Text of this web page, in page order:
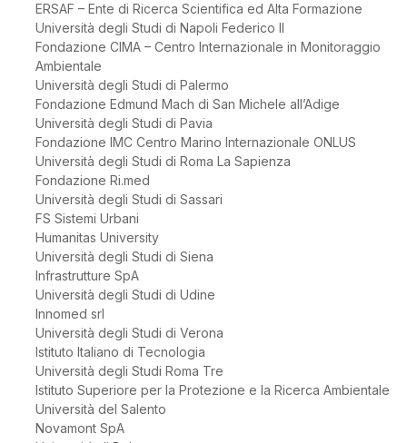
ERSAF – Ente di Ricerca Scientifica ed Alta Formazione
Università degli Studi di Napoli Federico II
Fondazione CIMA – Centro Internazionale in Monitoraggio
Ambientale
Università degli Studi di Palermo
Fondazione Edmund Mach di San Michele all’Adige
Università degli Studi di Pavia
Fondazione IMC Centro Marino Internazionale ONLUS
Università degli Studi di Roma La Sapienza
Fondazione Ri.med
Università degli Studi di Sassari
FS Sistemi Urbani
Humanitas University
Università degli Studi di Siena
Infrastrutture SpA
Università degli Studi di Udine
Innomed srl
Università degli Studi di Verona
Istituto Italiano di Tecnologia
Università degli Studi Roma Tre
Istituto Superiore per la Protezione e la Ricerca Ambientale
Università del Salento
Novamont SpA